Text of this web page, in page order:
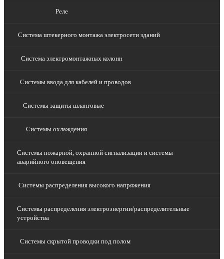
Реле
Система штекерного монтажа электросети зданий
Система электромонтажных колонн
Системы ввода для кабелей и проводов
Системы защиты шланговые
Системы охлаждения
Системы пожарной, охранной сигнализации и системы
аварийного оповещения
Системы распределения высокого напряжения
Системы распределения электроэнергии/распределительные
устройства
Системы скрытой проводки под полом